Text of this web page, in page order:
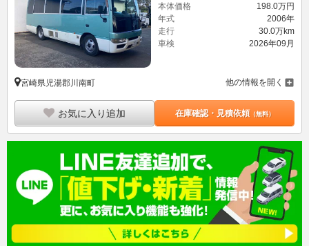
本体価格
198. 0万円
年式
2006年
走行
30.0万km
車検
2026年09月
宮崎県児湯郡川南町 他の情報を開く
お気に入り追加 在庫確認・見積依頼（無料）